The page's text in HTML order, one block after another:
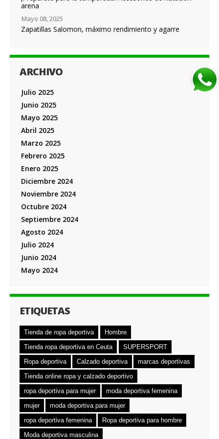
arena
Mayo 08, 2025
Zapatillas Salomon, máximo rendimiento y agarre
ARCHIVO
Julio 2025
Junio 2025
Mayo 2025
Abril 2025
Marzo 2025
Febrero 2025
Enero 2025
Diciembre 2024
Noviembre 2024
Octubre 2024
Septiembre 2024
Agosto 2024
Julio 2024
Junio 2024
Mayo 2024
ETIQUETAS
Tienda de ropa deportiva
Hombre
Tienda ropa deportiva en Ceuta
SUPERSPORT
Ropa deportiva
Calzado deportiva
marcas deportivas
Tienda online ropa y calzado deportivo
ropa deportiva para mujer
moda deportiva femenina
mujer
moda deportiva para mujer
ropa deportiva femenina
Ropa deportiva para hombre
Moda deportiva masculina